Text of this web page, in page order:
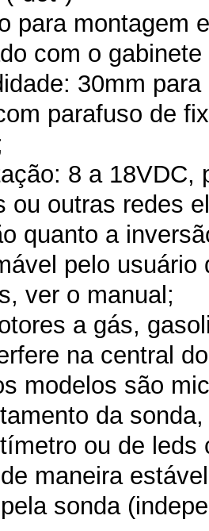
para montagem
com o gabinete
30mm
parafuso de
8 a 18VDC,
ou outras redes
quanto a
pelo
ver o manual;
a gás,
na central
modelos são
da
ou de
maneira
sonda